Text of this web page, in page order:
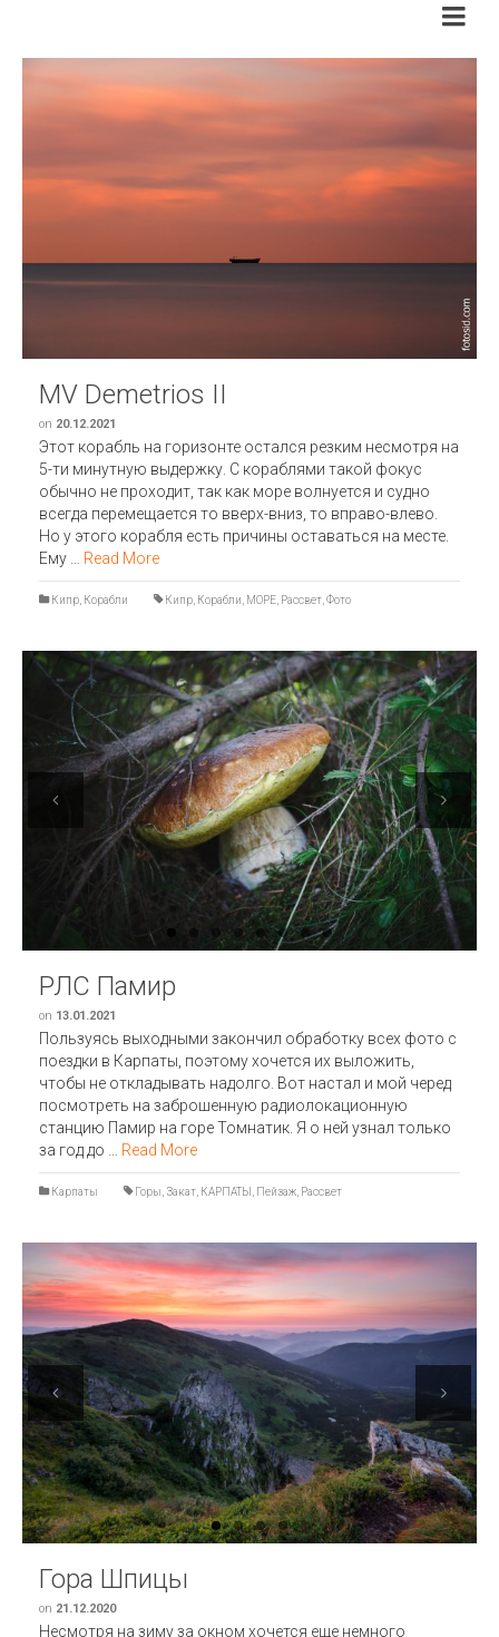
MV Demetrios II
on 20.12.2021
Этот корабль на горизонте остался резким несмотря на
5-ти минутную выдержку. С кораблями такой фокус
обычно не проходит, так как море волнуется и судно
всегда перемещается то вверх-вниз, то вправо-влево.
Но у этого корабля есть причины оставаться на месте.
Ему … Read More
Кипр Корабли Кипр Корабли МОРЕ Рассвет Фото
Next
РЛС Памир
on 13.01.2021
Пользуясь выходными закончил обработку всех фото с
поездки в Карпаты, поэтому хочется их выложить,
чтобы не откладывать надолго. Вот настал и мой черед
посмотреть на заброшенную радиолокационную
станцию Памир на горе Томнатик. Я о ней узнал только
за год до … Read More
Карпаты Горы Закат КАРПАТЫ Пейзаж Рассвет
Previous Next
Гора Шпицы
on 21.12.2020
Несмотря на зиму за окном хочется еще немного